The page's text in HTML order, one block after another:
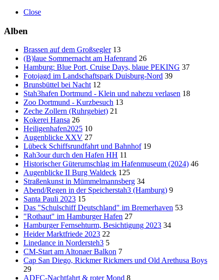
Close
Alben
Brassen auf dem Großsegler 13
(B)laue Sommernacht am Hafenrand 26
Hamburg: Blue Port, Cruise Days, blaue PEKING 37
Fotojagd im Landschaftspark Duisburg-Nord 39
Brunsbüttel bei Nacht 12
Stah3hafen Dortmund - Klein und nahezu verlasen 18
Zoo Dortmund - Kurzbesuch 13
Zeche Zollern (Ruhrgebiet) 21
Kokerei Hansa 26
Heiligenhafen2025 10
Augenblicke XXV 27
Lübeck Schiffsrundfahrt und Bahnhof 19
Rah3our durch den Hafen HH 11
Historischer Güterumschlag im Hafenmuseum (2024) 46
Augenblicke II Burg Waldeck 125
Straßenkunst in Mümmelmannsberg 34
Abend/Regen in der Speicherstah3 (Hamburg) 9
Santa Pauli 2023 15
Das "Schulschiff Deutschland" im Bremerhaven 53
"Rothaut" im Hamburger Hafen 27
Hamburger Fernsehturm, Besichtigung 2023 34
Heider Marktfriede 2023 22
Linedance in Nordersteh3 5
CM-Start am Altonaer Balkon 7
Cap San Diego, Rickmer Rickmers und Old Arethusa Boys
29
ADFC-Nachtfahrt & roter Mond 8